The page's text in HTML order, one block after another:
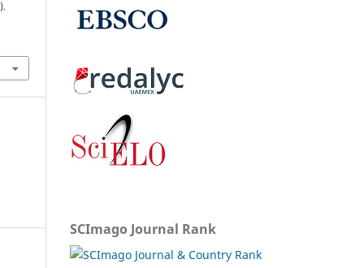
SCImago Journal Rank